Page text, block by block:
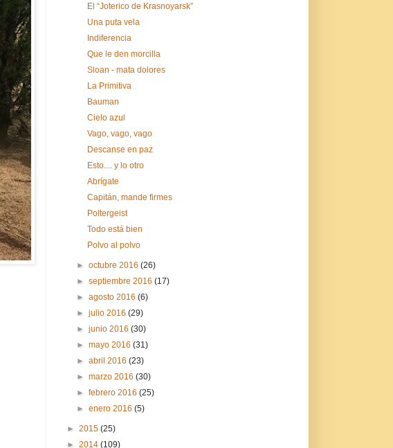
El “Joterico de Krasnoyarsk”
Una puta vela
Indiferencia
Que le den morcilla
Sloan - mata dolores
La Primitiva
Bauman
Cielo azul
Vago, vago, vago
Descanse en paz
Esto.... y lo otro
Abrígate
Capitán, mande firmes
Poltergeist
Todo está bien
Polvo al polvo
►octubre 2016(26)
►septiembre 2016(17)
►agosto 2016(6)
►julio 2016(29)
►junio 2016(30)
►mayo 2016(31)
►abril 2016(23)
►marzo 2016(30)
►febrero 2016(25)
►enero 2016(5)
► 2015 (25)
► 2014 (109)